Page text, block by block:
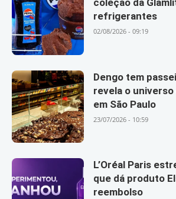
coleção da
refrigerantes
02/08/2026 - 09:19
Dengo tem
revela o
em São Paulo
23/07/2026 - 10:59
L’Oréal Paris
que dá produto
reembolso